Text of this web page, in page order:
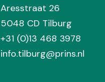
Aresstraat 26
5048 CD Tilburg
+31 (0)13 468 3978
info.tilburg@prins.nl